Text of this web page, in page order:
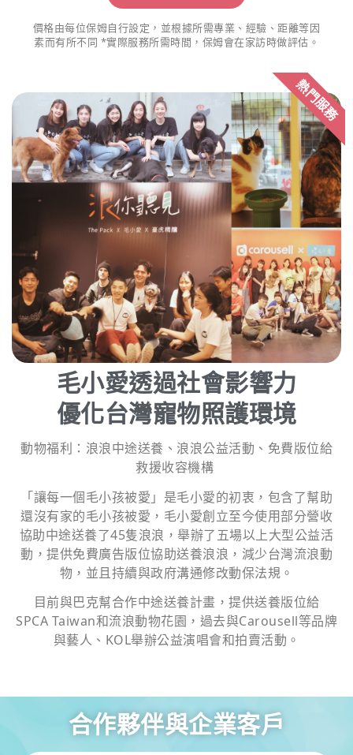
價格由每位保姆自行設定，並根據所需專業、經驗、距離等因
素而有所不同 *實際服務所需時間，保姆會在家訪時做評估。
熱門服務
毛小愛透過社會影響力
優化台灣寵物照護環境
動物福利：浪浪中途送養、浪浪公益活動、免費版位給
救援收容機構
「讓每一個毛小孩被愛」是毛小愛的初衷，包含了幫助
還沒有家的毛小孩被愛，毛小愛創立至今使用部分營收
協助中途送養了45隻浪浪，舉辦了五場以上大型公益活
動，提供免費廣告版位協助送養浪浪，減少台灣流浪動
物，並且持續與政府溝通修改動保法規。
目前與巴克幫合作中途送養計畫，提供送養版位給
SPCA Taiwan和流浪動物花園，過去與Carousell等品牌
與藝人、KOL舉辦公益演唱會和拍賣活動。
合作夥伴與企業客戶